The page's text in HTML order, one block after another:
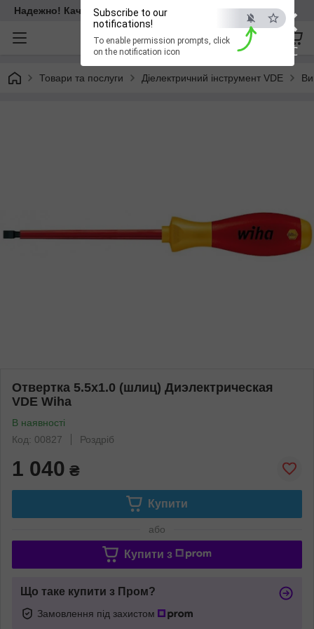
×
ESC
Subscribe to our
notifications!
To enable permission prompts, click
on the notification icon
Надежно! Качественно! Для всех!
Товари та послуги Діелектричний інструмент VDE
Отвертка 5.5х1.0 (шлиц) Диэлектрическая
VDE Wiha
В наявності
Код: 00827
Роздріб
1 040 ₴
Купити
або
Купити з
Що таке купити з Пром?
Замовлення під захистом